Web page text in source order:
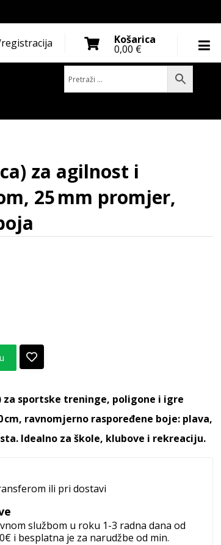
Košarica
0,00 €
mm promjer, 120 cm visina, mix bo
za agilnost i
25 mm promjer,
za sportske treninge, poligone i igre
cm, ravnomjerno raspoređene boje: plava,
Idealno za škole, klubove i rekreaciju.
ili pri dostavi
službom u roku 1-3 radna dana od
i besplatna je za narudžbe od min.